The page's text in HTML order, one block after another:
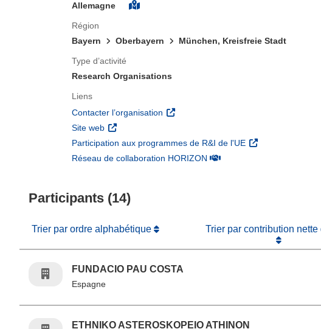
Allemagne
Région
Bayern
Oberbayern München, Kreisfreie Stadt
Type d’activité
Research Organisations
Liens
Contacter l’organisation (s’ouvre dans une nouvelle fenêtre)
Site web (s’ouvre dans une nouvelle fenêtre)
Participation aux programmes de R&I de l'UE (s’ouvre dans une
Réseau de collaboration HORIZON(s’ouvre dans une nouvelle
Participants (14)
Trier par ordre alphabétique Trier par contribution nette
FUNDACIO PAU COSTA
Espagne
ETHNIKO ASTEROSKOPEIO ATHINON